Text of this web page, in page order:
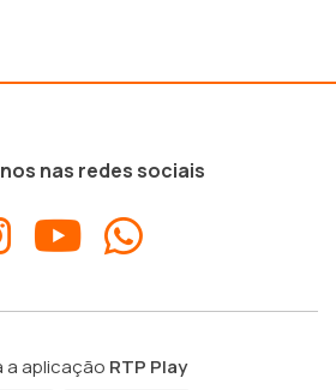
nas redes sociais
a aplicação RTP Play